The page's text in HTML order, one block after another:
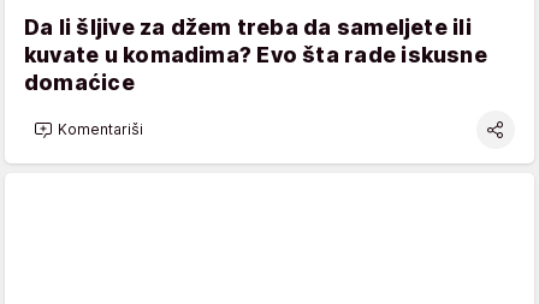
Da li šljive za džem treba da sameljete ili
kuvate u komadima? Evo šta rade iskusne
domaćice
Komentariši